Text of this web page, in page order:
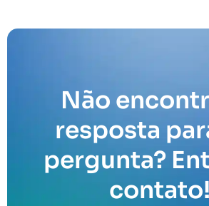
Não
resposta
pergunta?
contato!